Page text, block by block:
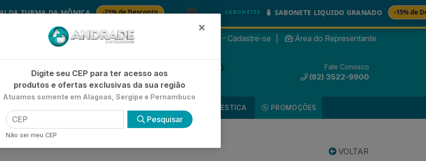
DA MÔNICA -21% de Desconto 🚚 SABONETES 🧴 SABONETE LIQUIDO GRANADO -15% de
Já é cliente? - Entrar Não é cliente? - Cadastre-se Área do Representante
0 Fale Conosco
(82) 3522-9900
UTILIDADE DOMESTICA PROMOÇÕES
VOLTAR
×
Digite seu CEP para ter acesso aos
produtos e ofertas exclusivas da sua região
Atuamos somente em Alagoas, Sergipe e Pernambuco
Pesquisar
Não sei meu CEP